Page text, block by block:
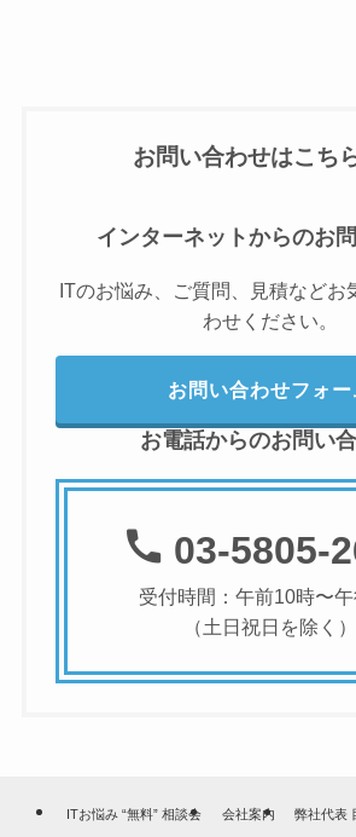
お問い合わせはこち
インターネットからのお
ITのお悩み、ご質問、見積などお
わせください。
お問い合わせフォー
お電話からのお問い
03-5805-
受付時間：午前10時〜
（土日祝日を除く）
ITお悩み “無料” 相談会 会社案内 弊社代表